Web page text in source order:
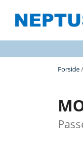
Forside